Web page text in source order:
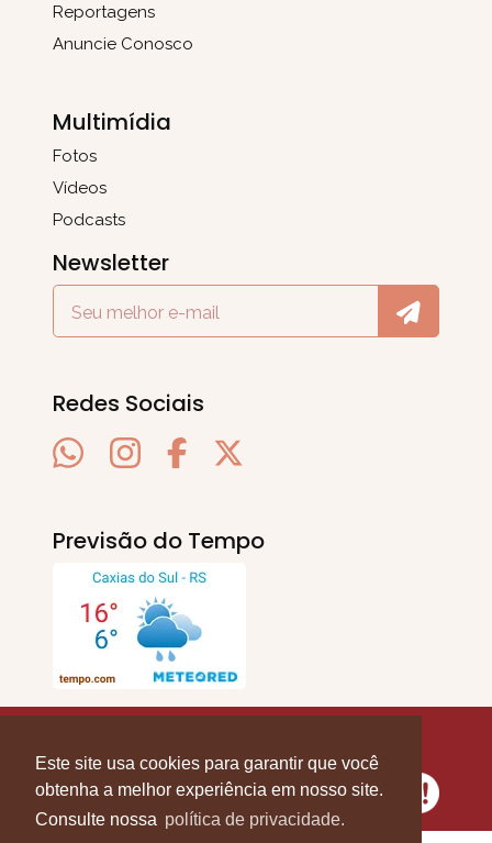
Este site usa cookies para garantir que você
obtenha a melhor experiência em nosso site.
Consulte nossa política de privacidade.
Reportagens
Anuncie Conosco
Multimídia
Fotos
Vídeos
Podcasts
Newsletter
Redes Sociais
Previsão do Tempo
Direitos Reservados.